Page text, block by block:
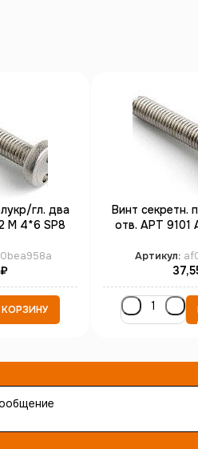
гл. два
M 4*6 SP8
₽
КОРЗИНУ
Винт секретн.
отв. АРТ 9101
Артикул: